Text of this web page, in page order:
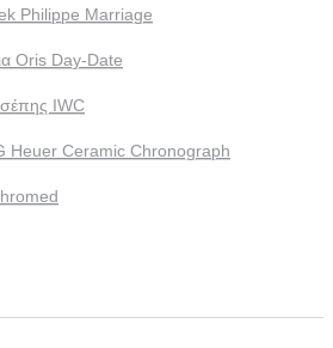
Philippe Marriage
Oris Day-Date
IWC
Heuer Ceramic Chronograph